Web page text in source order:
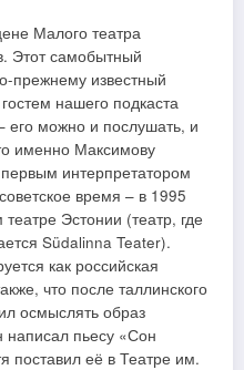
Малого театра
Этот самобытный
прежнему известный
нашего подкаста
его можно и послушать, и
именно Максимову
интерпретатором
время – в 1995
Эстонии (театр, где
Südalinna Teater).
как российская
что после таллинского
осмыслять образ
написал пьесу «Сон
поставил её в Театре им.